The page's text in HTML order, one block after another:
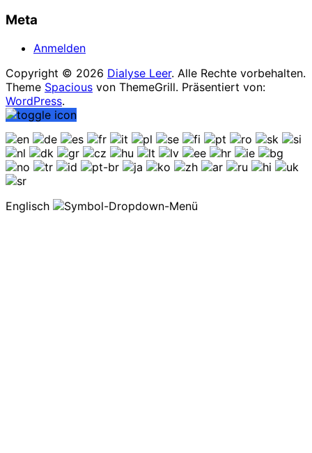
Meta
Anmelden
Copyright © 2026 Dialyse Leer. Alle Rechte vorbehalten.
Theme Spacious von ThemeGrill. Präsentiert von:
WordPress.
Englisch